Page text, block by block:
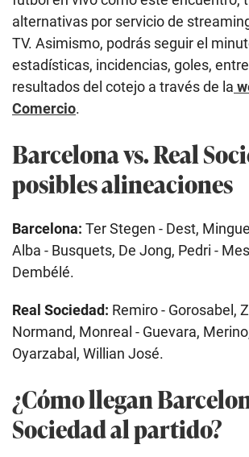
alternativas por servicio de
TV. Asimismo, podrás seguir el
estadísticas, incidencias, goles,
resultados del cotejo a través de la
Comercio.
Barcelona vs. Real
posibles alineaciones
Barcelona: Ter Stegen - Dest,
Alba - Busquets, De Jong, Pedri -
Dembélé.
Real Sociedad: Remiro - Gorosabel,
Normand, Monreal - Guevara,
Oyarzabal, Willian José.
¿Cómo llegan
Sociedad al partido?